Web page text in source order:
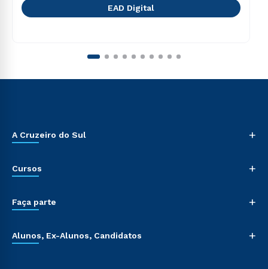
EAD Digital
A Cruzeiro do Sul +
Cursos +
Faça parte +
Alunos, Ex-Alunos, Candidatos +